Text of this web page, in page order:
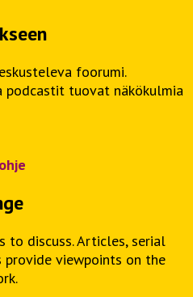
foorumi.
tuovat näkökulmia
to discuss. Articles, serial
provide viewpoints on the